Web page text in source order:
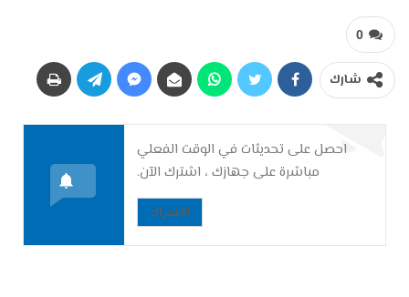
0
شارك
احصل على تحديثات في الوقت الفعلي
مباشرة على جهازك ، اشترك الآن.
الاشتراك